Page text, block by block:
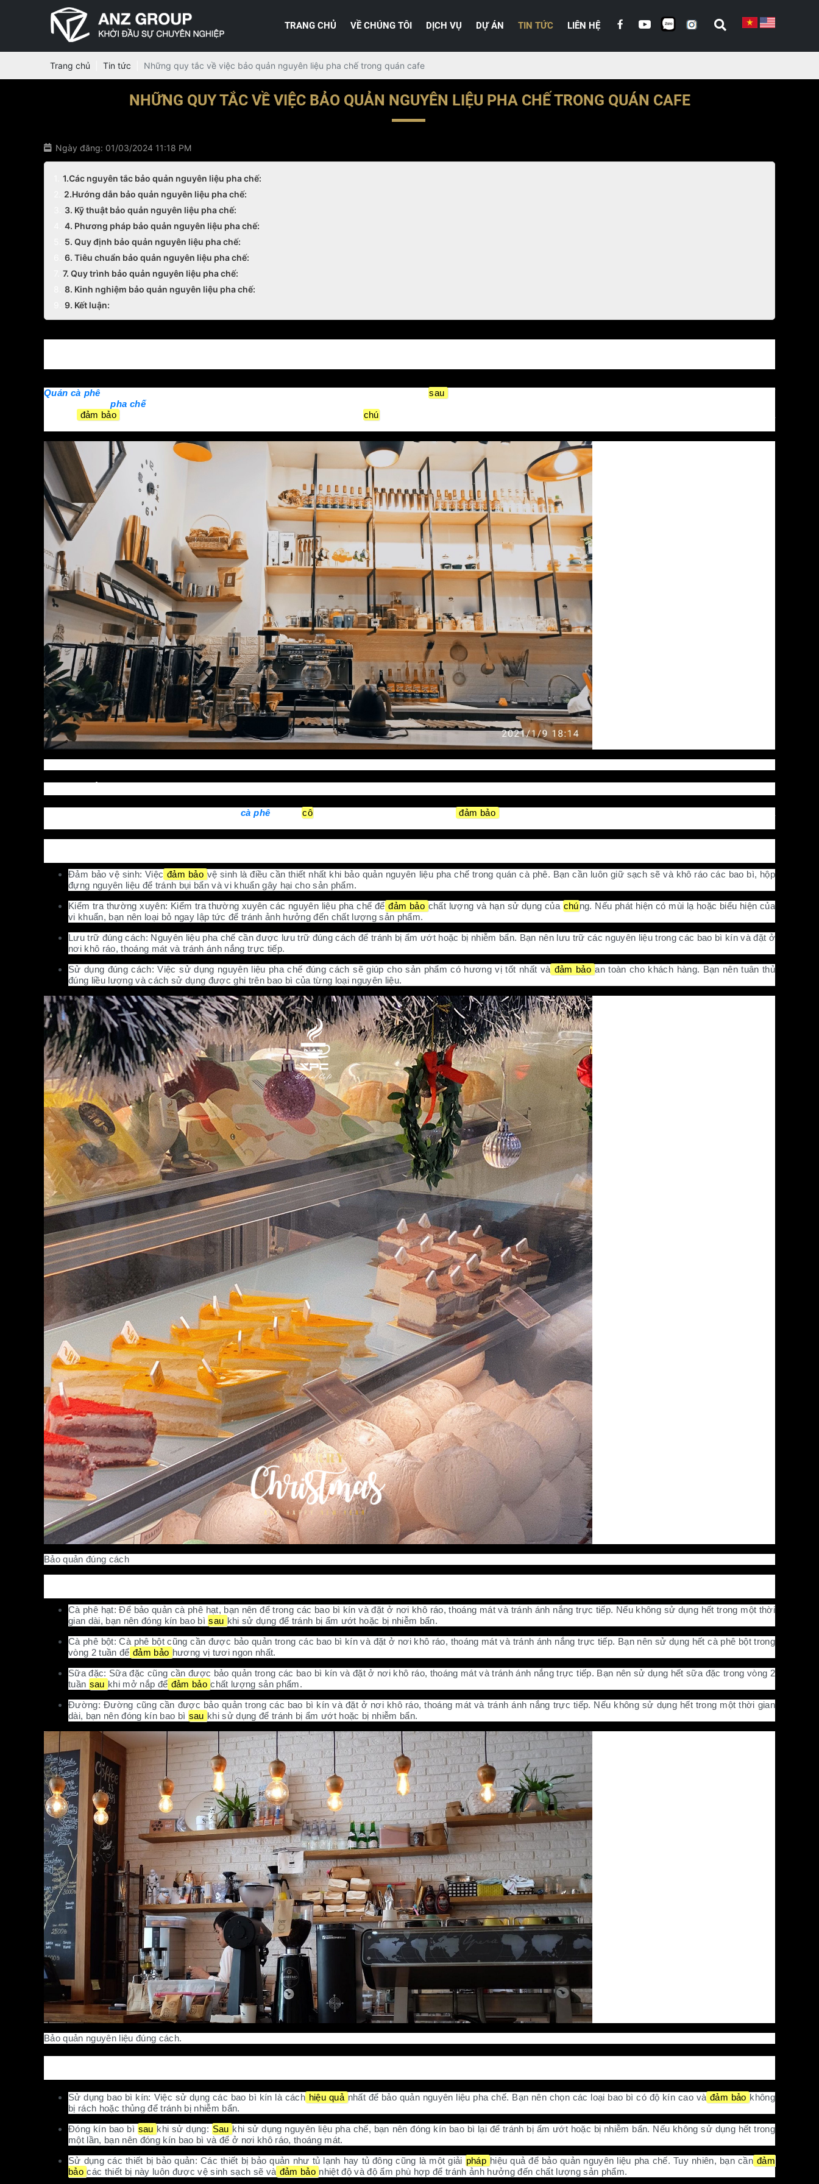
TRANG CHỦ VỀ CHÚNG TÔI DỊCH VỤ DỰ ÁN TIN TỨC LIÊN HỆ
Trang chủ Tin tức Những quy tắc về việc bảo quản nguyên liệu pha chế trong quán cafe
NHỮNG QUY TẮC VỀ VIỆC BẢO QUẢN NGUYÊN LIỆU PHA CHẾ TRONG QUÁN CAFE
Ngày đăng: 01/03/2024 11:18 PM
1.Các nguyên tắc bảo quản nguyên liệu pha chế:
2.Hướng dẫn bảo quản nguyên liệu pha chế:
3. Kỹ thuật bảo quản nguyên liệu pha chế:
4. Phương pháp bảo quản nguyên liệu pha chế:
5. Quy định bảo quản nguyên liệu pha chế:
6. Tiêu chuẩn bảo quản nguyên liệu pha chế:
7. Quy trình bảo quản nguyên liệu pha chế:
8. Kinh nghiệm bảo quản nguyên liệu pha chế:
9. Kết luận:
Quán cà phê sau
cần có kỹ năngpha chếtốt mà còn cần phải bảo quản nguyên liệu pha chế đúng cách. Việc bảo quản nguyên liệu pha chế đúng cách sẽ giúp cho cà phê luôn có hương vị tươi
đảm bảo chú
cà phê cô đảm bảo
Đảm bảo vệ sinh: Việc đảm bảo vệ sinh là điều cần thiết nhất khi bảo quản nguyên liệu pha chế trong quán cà phê. Bạn cần luôn giữ sạch sẽ và khô ráo các bao bì, hộp
đựng nguyên liệu để tránh bụi bẩn và vi khuẩn gây hại cho sản phẩm.
Kiểm tra thường xuyên: Kiểm tra thường xuyên các nguyên liệu pha chế để đảm bảo chất lượng và hạn sử dụng của chúng. Nếu phát hiện có mùi lạ hoặc biểu hiện của
vi khuẩn, bạn nên loại bỏ ngay lập tức để tránh ảnh hưởng đến chất lượng sản phẩm.
Lưu trữ đúng cách: Nguyên liệu pha chế cần được lưu trữ đúng cách để tránh bị ẩm ướt hoặc bị nhiễm bẩn. Bạn nên lưu trữ các nguyên liệu trong các bao bì kín và đặt ở
nơi khô ráo, thoáng mát và tránh ánh nắng trực tiếp.
Sử dụng đúng cách: Việc sử dụng nguyên liệu pha chế đúng cách sẽ giúp cho sản phẩm có hương vị tốt nhất và đảm bảo an toàn cho khách hàng. Bạn nên tuân thủ
đúng liều lượng và cách sử dụng được ghi trên bao bì của từng loại nguyên liệu.
Bảo quản đúng cách
Cà phê hạt: Để bảo quản cà phê hạt, bạn nên để trong các bao bì kín và đặt ở nơi khô ráo, thoáng mát và tránh ánh nắng trực tiếp. Nếu không sử dụng hết trong một thời
gian dài, bạn nên đóng kín bao bì sau khi sử dụng để tránh bị ẩm ướt hoặc bị nhiễm bẩn.
Cà phê bột: Cà phê bột cũng cần được bảo quản trong các bao bì kín và đặt ở nơi khô ráo, thoáng mát và tránh ánh nắng trực tiếp. Bạn nên sử dụng hết cà phê bột trong
vòng 2 tuần để đảm bảo hương vị tươi ngon nhất.
Sữa đặc: Sữa đặc cũng cần được bảo quản trong các bao bì kín và đặt ở nơi khô ráo, thoáng mát và tránh ánh nắng trực tiếp. Bạn nên sử dụng hết sữa đặc trong vòng 2
tuần sau khi mở nắp để đảm bảo chất lượng sản phẩm.
Đường: Đường cũng cần được bảo quản trong các bao bì kín và đặt ở nơi khô ráo, thoáng mát và tránh ánh nắng trực tiếp. Nếu không sử dụng hết trong một thời gian
dài, bạn nên đóng kín bao bì sau khi sử dụng để tránh bị ẩm ướt hoặc bị nhiễm bẩn.
Bảo quản nguyên liệu đúng cách.
Sử dụng bao bì kín: Việc sử dụng các bao bì kín là cách hiệu quả nhất để bảo quản nguyên liệu pha chế. Bạn nên chọn các loại bao bì có độ kín cao và đảm bảo không
bị rách hoặc thủng để tránh bị nhiễm bẩn.
Đóng kín bao bì sau khi sử dụng: Sau khi sử dụng nguyên liệu pha chế, bạn nên đóng kín bao bì lại để tránh bị ẩm ướt hoặc bị nhiễm bẩn. Nếu không sử dụng hết trong
một lần, bạn nên đóng kín bao bì và để ở nơi khô ráo, thoáng mát.
Sử dụng các thiết bị bảo quản: Các thiết bị bảo quản như tủ lạnh hay tủ đông cũng là một giải pháp hiệu quả để bảo quản nguyên liệu pha chế. Tuy nhiên, bạn cần đảm
bảo các thiết bị này luôn được vệ sinh sạch sẽ và đảm bảo nhiệt độ và độ ẩm phù hợp để tránh ảnh hưởng đến chất lượng sản phẩm.